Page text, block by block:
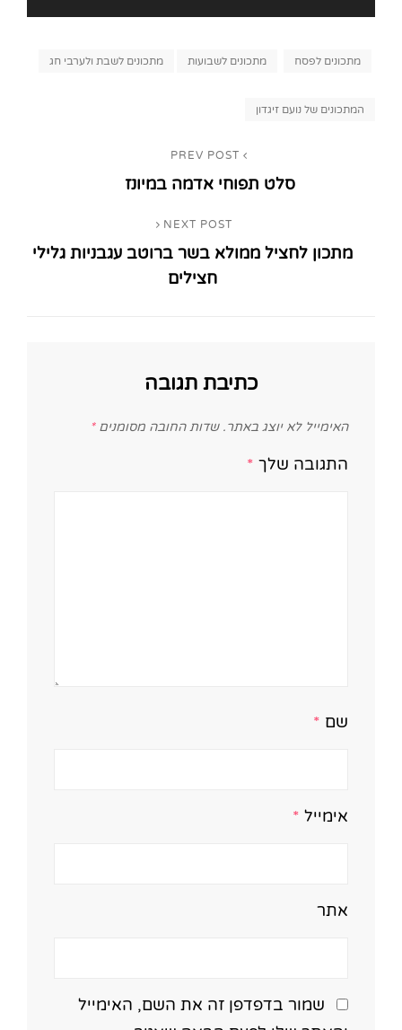
Categories
מתכונים לפסח מתכונים לשבועות מתכונים לשבת ולערבי חג
Tags,
המתכונים של נועם זיגדון
PREV POST
סלט תפוחי אדמה במיונז
Post
NEXT POST
מתכון לחציל ממולא בשר ברוטב עגבניות גלילי
חצילים
כתיבת תגובה
האימייל לא יוצג באתר. שדות החובה מסומנים*
התגובה שלך *
שם *
אימייל *
אתר
שמור בדפדפן זה את השם, האימייל